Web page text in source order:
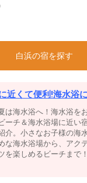
白浜の宿を探す
近くて便利!海水浴
は海水浴へ！海水浴を
ーチ＆海水浴場に近い
介。小さなお子様の海
な海水浴場から、アク
を楽しめるビーチまで！